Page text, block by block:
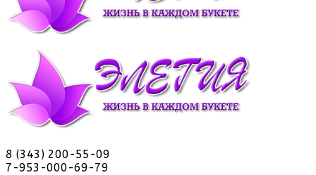
8 (343) 200-55-09
7-953-000-69-79